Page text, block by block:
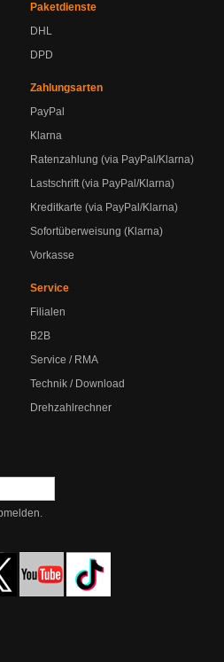
Paketdienste
DHL
DPD
Zahlungsarten
PayPal
Klarna
Ratenzahlung (via PayPal/Klarna)
Lastschrift (via PayPal/Klarna)
Kreditkarte (via PayPal/Klarna)
Sofortüberweisung (Klarna)
Vorkasse
Service
Filialen
B2B
Service / RMA
Technik / Download
Drehzahlrechner